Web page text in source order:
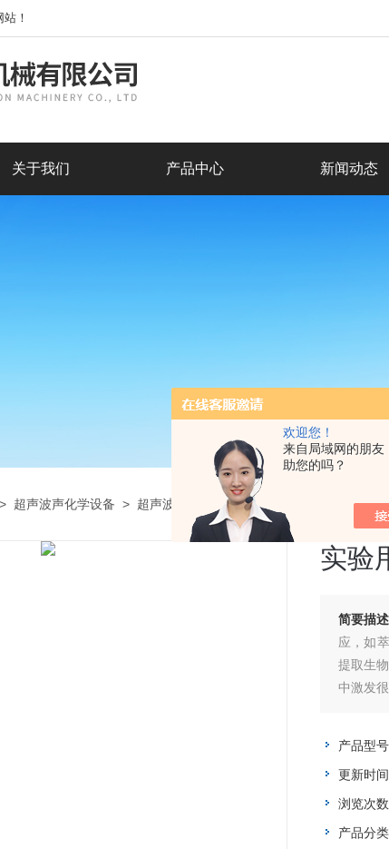
欢迎您！
来自局域网的朋友
助您的吗？
！
关于我们 产品中心 新闻动态
> 超声波声化学设备 > 超声波分散机 >JH1500W-20实验用小型
实验
简要描述
应，如
提取生
中激发
产品型号
更新时间
浏览次数
产品分类